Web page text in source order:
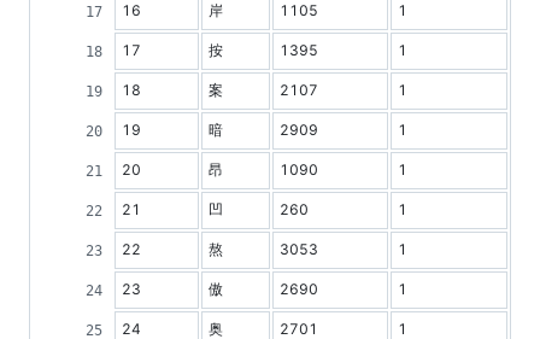
16 岸 1105 1
17 按 1395 1
18 案 2107 1
19 暗 2909 1
20 昂 1090 1
21 凹 260 1
22 熬 3053 1
23 傲 2690 1
24 奥 2701 1